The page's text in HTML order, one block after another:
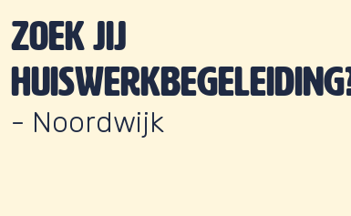
Zoek jij
- Noordwijk